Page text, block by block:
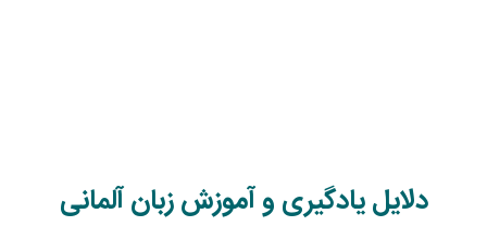
دلایل یادگیری و آموزش زبان آلمانی